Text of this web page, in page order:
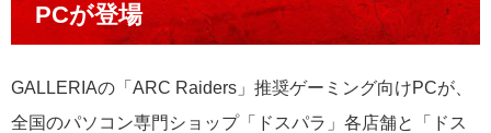
PCが登場
GALLERIAの「ARC Raiders」推奨ゲーミング向けPCが、
全国のパソコン専門ショップ「ドスパラ」各店舗と「ドス